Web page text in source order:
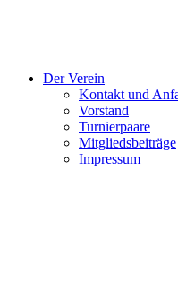
Der Verein
Kontakt und
Vorstand
Turnierpaare
Mitgliedsbeiträge
Impressum